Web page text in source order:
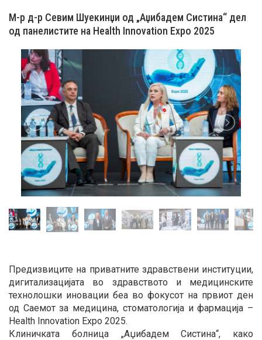
М-р д-р Севим Шуекинџи од „Аџибадем Систина“ дел
од панелистите на Health Innovation Expo 2025
Предизвиците на приватните здравствени институции,
дигитализацијата во здравството и медицинските
технолошки иновации беа во фокусот на првиот ден
од Саемот за медицина, стоматологија и фармација –
Health Innovation Expo 2025.
Клиничката болница „Аџибадем Систина“, како